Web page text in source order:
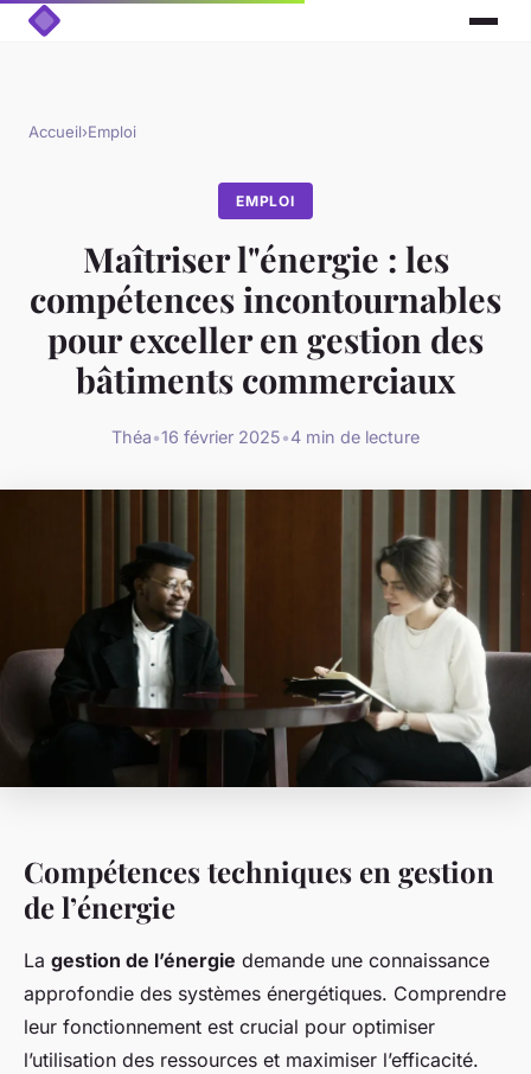
Accueil›Emploi
EMPLOI
Maîtriser l"énergie : les
compétences incontournables
pour exceller en gestion des
bâtiments commerciaux
Théa•16 février 2025•4 min de lecture
Compétences techniques en gestion
de l’énergie
La gestion de l’énergie demande une connaissance
approfondie des systèmes énergétiques. Comprendre
leur fonctionnement est crucial pour optimiser
l’utilisation des ressources et maximiser l’efficacité.